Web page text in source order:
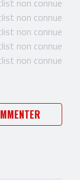
non connue
non connue
non connue
non connue
non connue